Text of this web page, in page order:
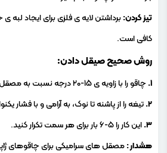
تیز کردن:
کافی است.
روش صحیح صیقل دادن:
۱. چاقو را با زاویه ی ۱۵-۲۰ درجه نسبت به مصقل قرار دهید.
۲. تیغه را از پاشنه تا نوک، به آرامی و با
۳. این کار را ۵-۶ بار برای هر سمت تکرار کنید.
هشدار :مصقل های سرامیکی برای چاقوهای